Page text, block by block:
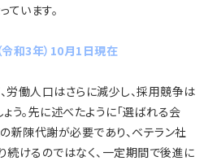
ています。
令和3年）10月1日現在
労働人口はさらに減少し、採用競争は
う。先に述べたように「選ばれる会
新陳代謝が必要であり、ベテラン社
続けるのではなく、一定期間で後進に